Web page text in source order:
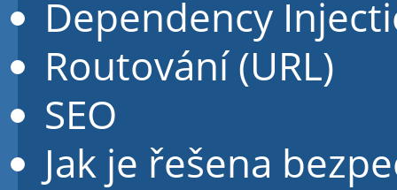
Dependency
Routování (URL)
SEO
Jak je řešena